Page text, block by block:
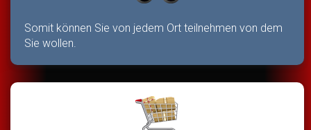
Somit können Sie von jedem Ort teilnehmen von dem
Sie wollen.